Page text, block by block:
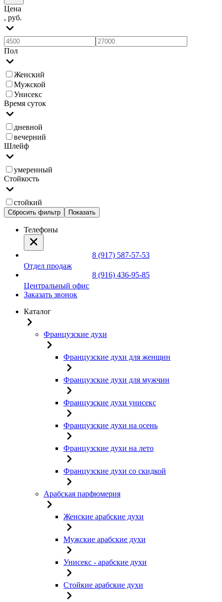
Цена
, руб.
Пол
Женский
Мужской
Унисекс
Время суток
дневной
вечерний
Шлейф
умеренный
Стойкость
стойкий
Сбросить фильтр Показать
Телефоны
8 (917) 587-57-53
Отдел продаж
8 (916) 436-95-85
Центральный офис
Заказать звонок
Каталог
Французские духи
Французские духи для женщин
Французские духи для мужчин
Французские духи унисекс
Французские духи на осень
Французские духи на лето
Французские духи со скидкой
Арабская парфюмерия
Женские арабские духи
Мужские арабские духи
Унисекс - арабские духи
Стойкие арабские духи